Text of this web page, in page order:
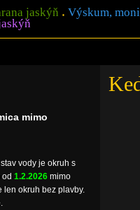
jaskýň Výskum,
mimo
vody je okruh s
1.2.2026mimo
len okruh bez plavby.